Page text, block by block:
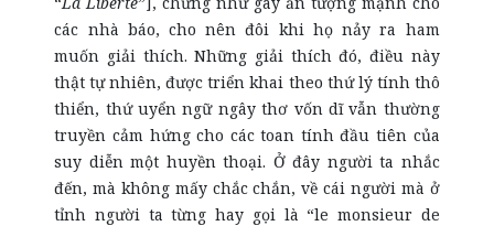
các nhà báo, cho nên đôi khi họ nảy ra ham
muốn giải thích. Những giải thích đó, điều này
thật tự nhiên, được triển khai theo thứ lý tính thô
thiển, thứ uyển ngữ ngây thơ vốn dĩ vẫn thường
truyền cảm hứng cho các toan tính đầu tiên của
suy diễn một huyền thoại. Ở đây người ta nhắc
đến, mà không mấy chắc chắn, về cái người mà ở
tỉnh người ta từng hay gọi là “le monsieur de